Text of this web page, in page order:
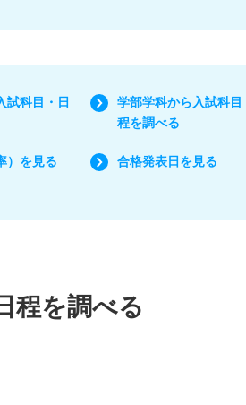
試科目・日
学部学科から入試科目
程を調べる
）を見る 合格発表日を見る
程を調べる